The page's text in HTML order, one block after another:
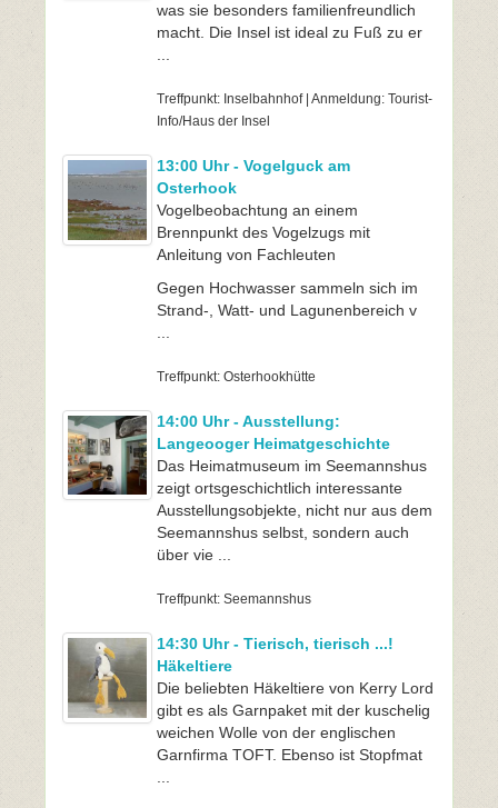
was sie besonders familienfreundlich
macht. Die Insel ist ideal zu Fuß zu er
Treffpunkt: Inselbahnhof | Anmeldung: Tourist-
Info/Haus der Insel
13:00 Uhr - Vogelguck am
Osterhook
Vogelbeobachtung an einem
Brennpunkt des Vogelzugs mit
Anleitung von Fachleuten
Gegen Hochwasser sammeln sich im
Strand-, Watt- und Lagunenbereich v
Treffpunkt: Osterhookhütte
14:00 Uhr - Ausstellung:
Langeooger Heimatgeschichte
Das Heimatmuseum im Seemannshus
zeigt ortsgeschichtlich interessante
Ausstellungsobjekte, nicht nur aus dem
Seemannshus selbst, sondern auch
über vie ...
Treffpunkt: Seemannshus
14:30 Uhr - Tierisch, tierisch ...!
Häkeltiere
Die beliebten Häkeltiere von Kerry Lord
gibt es als Garnpaket mit der kuschelig
weichen Wolle von der englischen
Garnfirma TOFT. Ebenso ist Stopfmat